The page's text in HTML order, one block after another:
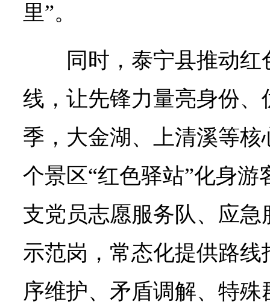
里”。
同时，泰宁县推动
线，让先锋力量亮身份
季，大金湖、上清溪等核
个景区“红色驿站”化身游
支党员志愿服务队、应急
示范岗，常态化提供路
序维护、矛盾调解、特